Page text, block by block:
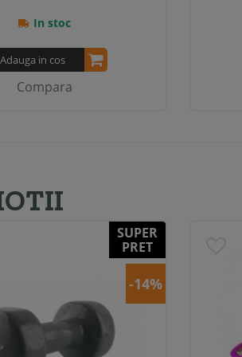
In stoc
Adauga in cos
Compara
SUPER
PRET
-14%